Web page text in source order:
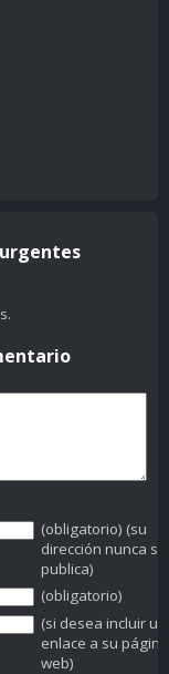
(obligatorio) (su
dirección nunca se
publica)
(obligatorio)
(si desea incluir un
enlace a su página
web)